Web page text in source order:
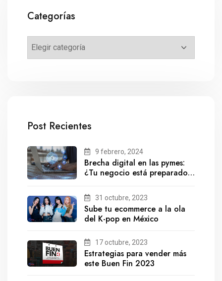
Categorías
Post Recientes
9 febrero, 2024
Brecha digital en las pymes:
¿Tu negocio está preparado
31 octubre, 2023
Sube tu ecommerce a la ola
del K-pop en México
17 octubre, 2023
Estrategias para vender más
este Buen Fin 2023